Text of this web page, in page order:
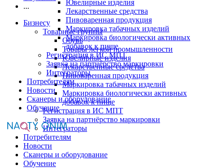
Ювелирные изделия
Лекарственные средства
Пивоваренная продукция
Маркировка табачных изделий
Маркировка биологически активных
добавок к пище
Регистрация в ИС МПТ
Заявка на партнёрство маркировки
Интеграторы
Потребителям
Новости
Сканеры и оборудование
Обучение
...
Бизнесу
Товарные группы
Обувь
Товары легкой промышленности
Ювелирные изделия
Лекарственные средства
Пивоваренная продукция
Маркировка табачных изделий
Маркировка биологически активных
добавок к пище
Регистрация в ИС МПТ
Заявка на партнёрство маркировки
Интеграторы
Потребителям
Новости
Сканеры и оборудование
Обучение